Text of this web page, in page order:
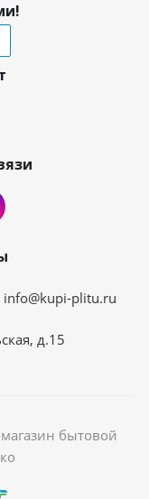
info@kupi-plitu.ru
д.15
бытовой